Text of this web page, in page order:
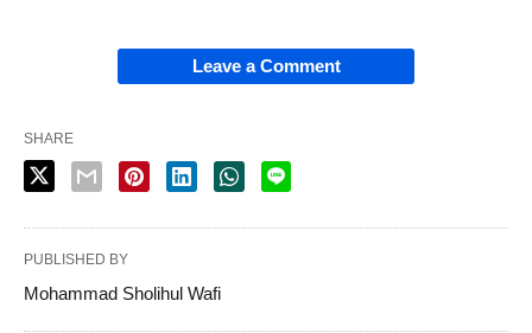
Leave a Comment
SHARE
PUBLISHED BY
Mohammad Sholihul Wafi